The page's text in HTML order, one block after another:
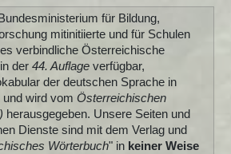
für Bildung,
mitinitiierte und für Schulen
verbindliche Österreichische
der 44. Auflageverfügbar,
der deutschen Sprache in
wird vom Österreichischen
herausgegeben. Unsere Seiten und
Dienste sind mit dem Verlag und
Wörterbuch" in keiner Weise